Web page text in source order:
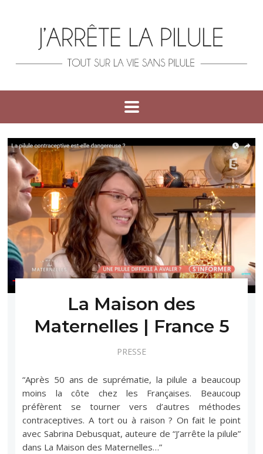
La Maison des
Maternelles | France 5
PRESSE
“Après 50 ans de suprématie, la pilule a beaucoup
moins la côte chez les Françaises. Beaucoup
préfèrent se tourner vers d’autres méthodes
contraceptives. A tort ou à raison ? On fait le point
avec Sabrina Debusquat, auteure de “J’arrête la pilule”
dans La Maison des Maternelles…”